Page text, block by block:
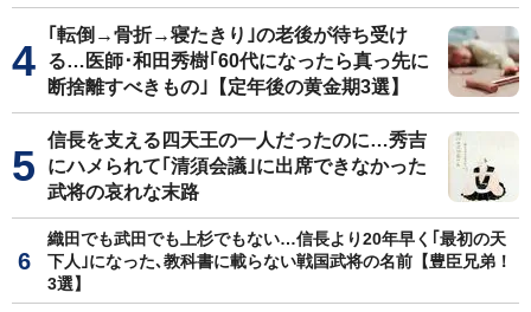
｢転倒→骨折→寝たきり｣の老後が待ち受け
る…医師･和田秀樹｢60代になったら真っ先に
断捨離すべきもの｣【定年後の黄金期3選】
信長を支える四天王の一人だったのに…秀吉
にハメられて｢清須会議｣に出席できなかった
武将の哀れな末路
織田でも武田でも上杉でもない…信長より20年早く｢最初の天
下人｣になった､教科書に載らない戦国武将の名前【豊臣兄弟！
3選】